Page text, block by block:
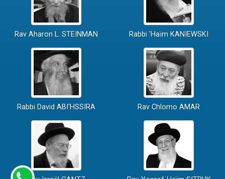
Rav Aharon L. STEINMAN Rabbi 'Haïm KANIEWSKI
Rabbi David ABI'HSSIRA Rav Chlomo AMAR